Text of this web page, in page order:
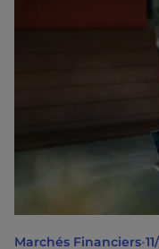
Marchés Financiers•